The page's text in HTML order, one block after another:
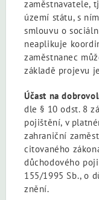
zaměstnavatele,
území státu, s
smlouvu o
neaplikuje
zaměstnanec
základě projevu
Účast na
dle § 10 odst. 8
pojištění, v
zahraniční
citovaného
důchodového
155/1995 Sb., o
znění.